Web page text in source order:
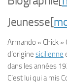
Jeunesse[
Armando « Chick »
d’origine sicilienne
dans les années
C’est lui qui a mis